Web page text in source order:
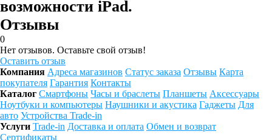
возможности iPad.
Отзывы
0
Нет отзывов. Оставьте свой отзыв!
Оставить отзыв
Компания Адреса магазинов Статус заказа Отзывы Карта
покупателя Гарантия Контакты
Каталог Смартфоны Часы и браслеты Планшеты Аксессуары
Ноутбуки и компьютеры Наушники и акустика Гаджеты Для
авто Устройства Trade-in
Услуги Trade-in Доставка и оплата Обмен и возврат
Сертификаты